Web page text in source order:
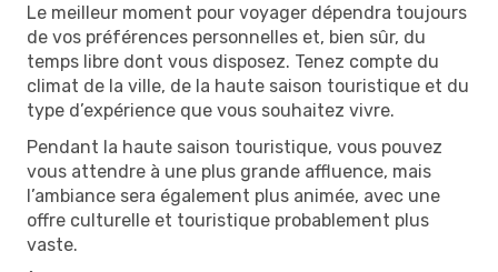
Le meilleur moment pour voyager dépendra toujours
de vos préférences personnelles et, bien sûr, du
temps libre dont vous disposez. Tenez compte du
climat de la ville, de la haute saison touristique et du
type d’expérience que vous souhaitez vivre.
Pendant la haute saison touristique, vous pouvez
vous attendre à une plus grande affluence, mais
l’ambiance sera également plus animée, avec une
offre culturelle et touristique probablement plus
vaste.